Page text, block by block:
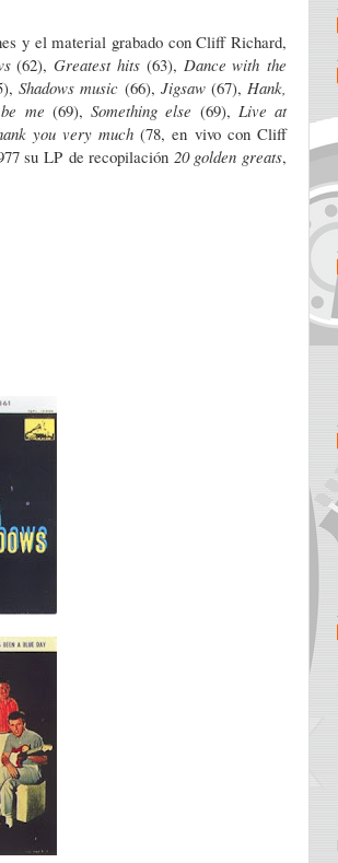
y el material grabado con Cliff Richard,
(62),Greatest hits (63), Dance with the
Shadows music (66),Jigsaw(67), Hank,
me (69),Something else (69), Live at
you very much (78, envivo con Cliff
su LP de recopilación 20 golden greats,